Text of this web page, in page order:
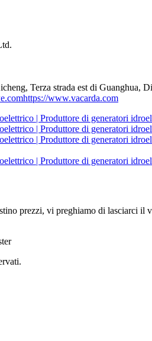
Terza strada est di Guanghua,
https://www.vacarda.com
prezzi, vi preghiamo di lasciarci